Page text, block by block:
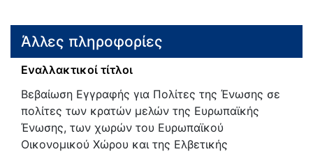
Άλλες πληροφορίες
Εναλλακτικοί τίτλοι
Βεβαίωση Εγγραφής για Πολίτες της Ένωσης σε
πολίτες των κρατών μελών της Ευρωπαϊκής
Ένωσης, των χωρών του Ευρωπαϊκού
Οικονομικού Χώρου και της Ελβετικής